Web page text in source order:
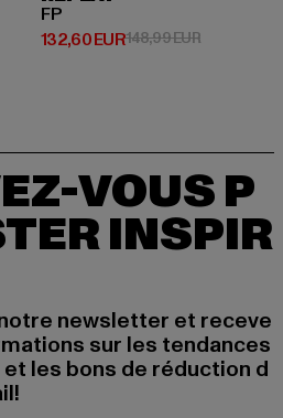
promotion: 138,99 EUR
FP
132,60 EUR
Prix courant: 132,60 EUR
148,99 EURPrix en
VOUS P
INSPIR
newsletter et receve
sur les tendances
les bons de réduction d